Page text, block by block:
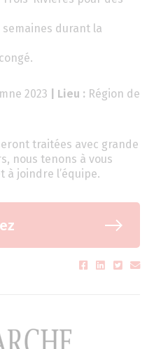
durant la
2023 | Lieu : Région de
traitées avec grande
nous tenons à vous
joindre l’équipe.